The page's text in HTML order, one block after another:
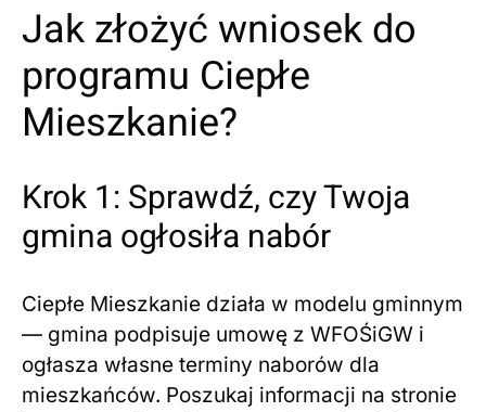
Jak złożyć wniosek do
programu Ciepłe
Mieszkanie?
Krok 1: Sprawdź, czy Twoja
gmina ogłosiła nabór
Ciepłe Mieszkanie działa w modelu gminnym
— gmina podpisuje umowę z WFOŚiGW i
ogłasza własne terminy naborów dla
mieszkańców. Poszukaj informacji na stronie